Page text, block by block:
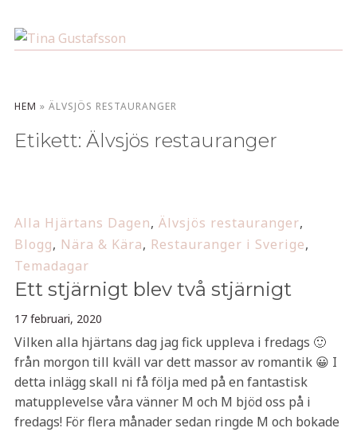
HEM » ÄLVSJÖS RESTAURANGER
Etikett: Älvsjös restauranger
Alla Hjärtans Dagen, Älvsjös restauranger,
Blogg, Nära & Kära, Restauranger i Sverige,
Temadagar
Ett stjärnigt blev två stjärnigt
17 februari, 2020
Vilken alla hjärtans dag jag fick uppleva i fredags 🙂
från morgon till kväll var dett massor av romantik 😀 I
detta inlägg skall ni få följa med på en fantastisk
matupplevelse våra vänner M och M bjöd oss på i
fredags! För flera månader sedan ringde M och bokade